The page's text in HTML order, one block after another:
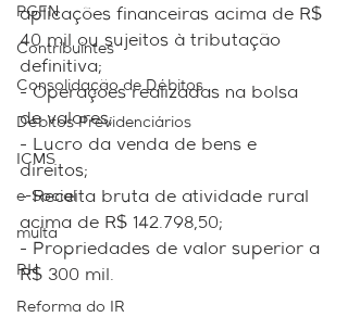
PGFN
Contribuintes
Consolidação de Débitos
Débitos Previdenciários
ICMS
e-Social
multa
RH
Reforma do IR
aplicações financeiras acima de R$
40 mil ou sujeitos à tributação
definitiva;
- Operações realizadas na bolsa
de valores;
- Lucro da venda de bens e
direitos;
- Receita bruta de atividade rural
acima de R$ 142.798,50;
- Propriedades de valor superior a
R$ 300 mil.